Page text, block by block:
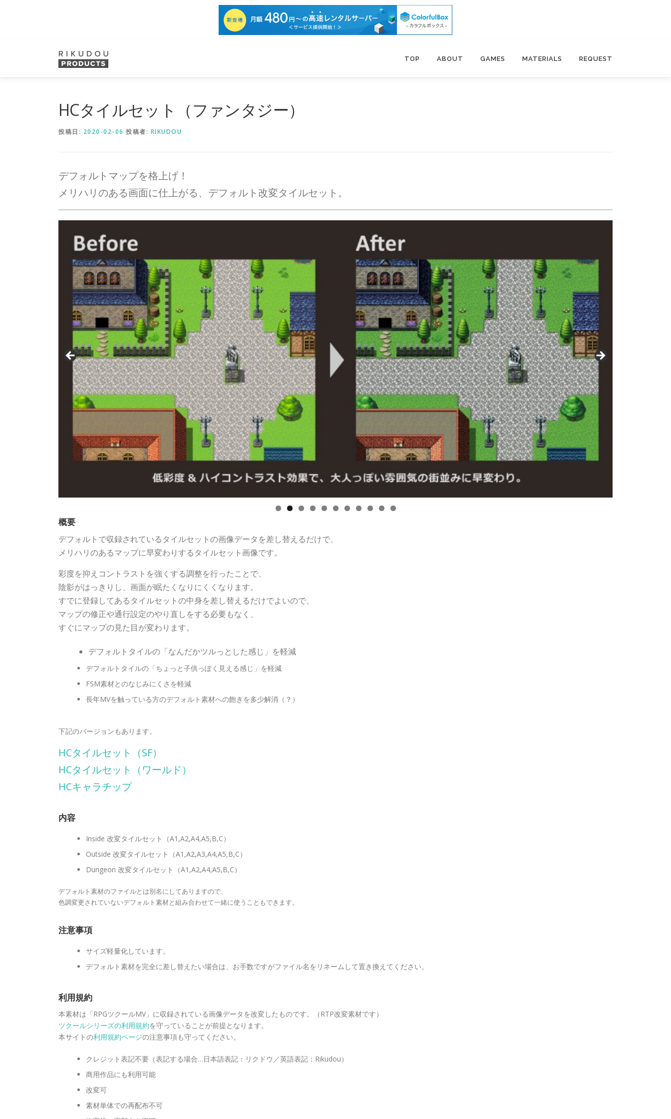
ン
TOP ABOUT GAMES MATERIALS REQUEST
HCタイルセット（ファンタジー）
投稿日: 2020-02-06 投稿者: RIKUDOU
デフォルトマップを格上げ！
メリハリのある画面に仕上がる、デフォルト改変タイルセット。
0 1
概要
デフォルトで収録されているタイルセットの画像データを差し替えるだけで、
メリハリのあるマップに早変わりするタイルセット画像です。
彩度を抑えコントラストを強くする調整を行ったことで、
陰影がはっきりし、画面が眠たくなりにくくなります。
すでに登録してあるタイルセットの中身を差し替えるだけでよいので、
マップの修正や通行設定のやり直しをする必要もなく、
すぐにマップの見た目が変わります。
デフォルトタイルの「なんだかツルっとした感じ」を軽減
デフォルトタイルの「ちょっと子供っぽく見える感じ」を軽減
FSM素材とのなじみにくさを軽減
長年MVを触っている方のデフォルト素材への飽きを多少解消（？）
下記のバージョンもあります。
HCタイルセット（SF）
HCタイルセット（ワールド）
HCキャラチップ
内容
Inside 改変タイルセット（A1,A2,A4,A5,B,C）
Outside 改変タイルセット（A1,A2,A3,A4,A5,B,C）
Dungeon 改変タイルセット（A1,A2,A4,A5,B,C）
デフォルト素材のファイルとは別名にしてありますので、
色調変更されていないデフォルト素材と組み合わせて一緒に使うこともできます。
注意事項
サイズ軽量化しています。
デフォルト素材を完全に差し替えたい場合は、お手数ですがファイル名をリネームして置き換えてください。
利用規約
本素材は「RPGツクールMV」に収録されている画像データを改変したものです。（RTP改変素材です）
ツクールシリーズの利用規約を守っていることが前提となります。
本サイトの利用規約ページの注意事項も守ってください。
クレジット表記不要（表記する場合…日本語表記：リクドウ／英語表記：Rikudou）
商用作品にも利用可能
改変可
素材単体での再配布不可